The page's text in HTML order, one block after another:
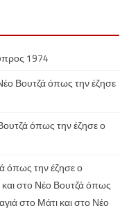
1974
Βουτζά όπως την έζησε
όπως την έζησε ο
όπως την έζησε ο
στο Νέο Βουτζά όπως
στο Μάτι και στο Νέο